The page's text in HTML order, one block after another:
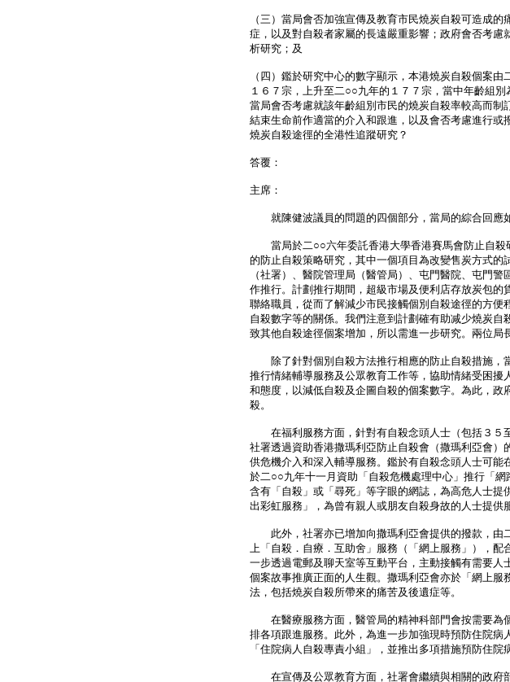
（三）當局會否加強宣傳及教育市民燒炭自殺可造成
症，以及對自殺者家屬的長遠嚴重影響；政府會否考慮
析研究；及
（四）鑑於研究中心的數字顯示，本港燒炭自殺個案
１６７宗，上升至二○○九年的１７７宗，當中年齡組別
當局會否考慮就該年齡組別市民的燒炭自殺率較高而制
結束生命前作適當的介入和跟進，以及會否考慮進行或
燒炭自殺途徑的全港性追蹤研究？
答覆：
主席：
就陳健波議員的問題的四個部分，當局的綜合回應
當局於二○○六年委託香港大學香港賽馬會防止自殺
的防止自殺策略研究，其中一個項目為改變售炭方式的
（社署）、醫院管理局（醫管局）、屯門醫院、屯門
作推行。計劃推行期間，超級市場及便利店存放炭包的
聯絡職員，從而了解減少市民接觸個別自殺途徑的方便
自殺數字等的關係。我們注意到計劃確有助减少燒炭自
致其他自殺途徑個案增加，所以需進一步研究。兩位局
除了針對個別自殺方法推行相應的防止自殺措施，
推行情緒輔導服務及公眾教育工作等，協助情緒受困擾
和態度，以減低自殺及企圖自殺的個案數字。為此，政
殺。
在福利服務方面，針對有自殺念頭人士（包括３５
社署透過資助香港撒瑪利亞防止自殺會（撒瑪利亞會）
供危機介入和深入輔導服務。鑑於有自殺念頭人士可能
於二○○九年十一月資助「自殺危機處理中心」推行「
含有「自殺」或「尋死」等字眼的網誌，為高危人士提
出彩虹服務」，為曾有親人或朋友自殺身故的人士提供
此外，社署亦已增加向撒瑪利亞會提供的撥款，由
上「自殺．自療．互助舍」服務（「網上服務」），配
一步透過電郵及聊天室等互動平台，主動接觸有需要人
個案故事推廣正面的人生觀。撒瑪利亞會亦於「網上服
法，包括燒炭自殺所帶來的痛苦及後遺症等。
在醫療服務方面，醫管局的精神科部門會按需要為
排各項跟進服務。此外，為進一步加強現時預防住院病
「住院病人自殺專責小組」，並推出多項措施預防住院
在宣傳及公眾教育方面，社署會繼續與相關的政府